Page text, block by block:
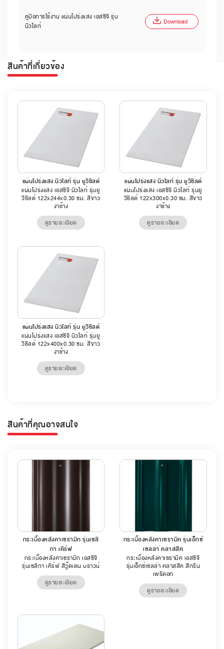
คู่มือการใช้งาน แผ่นโปร่งแสง เอสซีจี รุ่น
นิวไลท์
Download
สินค้าที่เกี่ยวข้อง
แผ่นโปร่งแสง นิวไลท์ รุ่น ยูวีชิลด์
แผ่นโปร่งแสง เอสซีจี นิวไลท์ รุ่นยู
วีชิลด์ 122x244x0.30 ซม. สีขาว
งาช้าง
ดูรายละเอียด
แผ่นโปร่งแสง นิวไลท์ รุ่น ยูวีชิลด์
แผ่นโปร่งแสง เอสซีจี นิวไลท์ รุ่นยู
วีชิลด์ 122x300x0.30 ซม. สีขาว
งาช้าง
ดูรายละเอียด
แผ่นโปร่งแสง นิวไลท์ รุ่น ยูวีชิลด์
แผ่นโปร่งแสง เอสซีจี นิวไลท์ รุ่นยู
วีชิลด์ 122x400x0.30 ซม. สีขาว
งาช้าง
ดูรายละเอียด
สินค้าที่คุณอาจสนใจ
กระเบื้องหลังคาเซรามิก รุ่นเซลิ
กา เคิร์ฟ
กระเบื้องหลังคาเซรามิก เอสซีจี
รุ่นเซลิกา เคิร์ฟ สีวู๊ดเดน บราวน์
ดูรายละเอียด
กระเบื้องหลังคาเซรามิค รุ่นเอ็กซ์
เซลล่า คลาสสิค
กระเบื้องหลังคาเซรามิค เอสซีจี
รุ่นเอ็กซ์เซลล่า คลาสสิค สีกรีน
เพริดอท
ดูรายละเอียด